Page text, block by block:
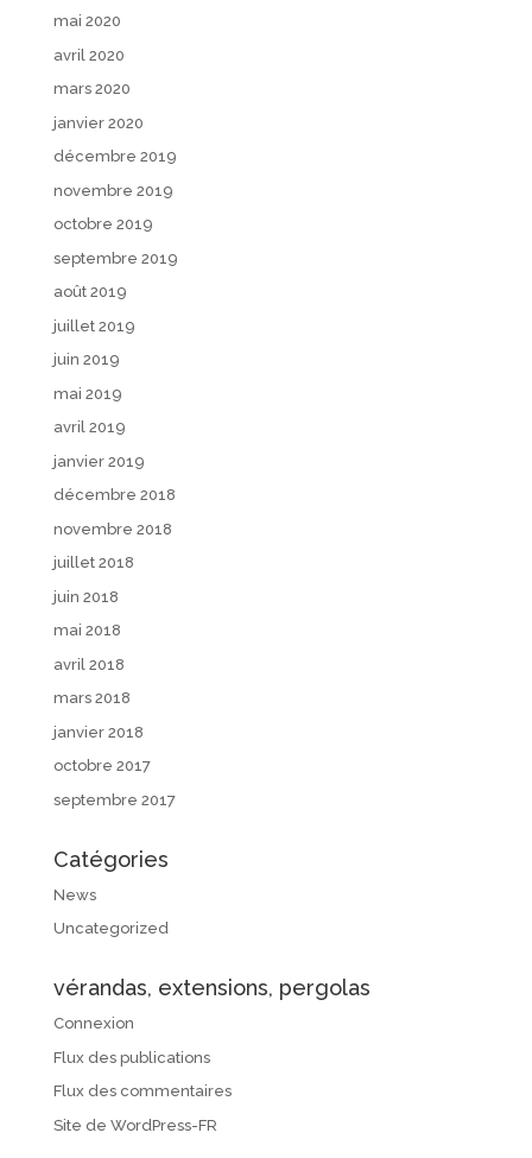
mai 2020
avril 2020
mars 2020
janvier 2020
décembre 2019
novembre 2019
octobre 2019
septembre 2019
août 2019
juillet 2019
juin 2019
mai 2019
avril 2019
janvier 2019
décembre 2018
novembre 2018
juillet 2018
juin 2018
mai 2018
avril 2018
mars 2018
janvier 2018
octobre 2017
septembre 2017
Catégories
News
Uncategorized
vérandas, extensions, pergolas
Connexion
Flux des publications
Flux des commentaires
Site de WordPress-FR